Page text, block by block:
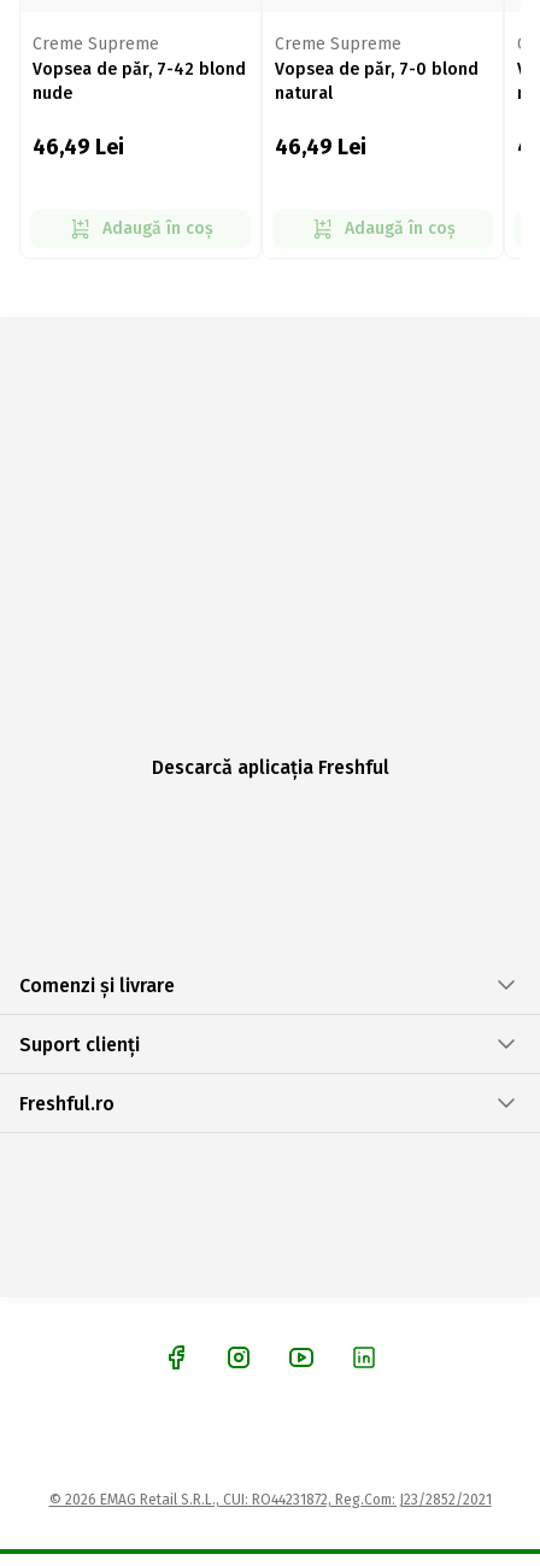
Creme Supreme
Vopsea de păr, 7-42 blond
nude
46,49 Lei
Adaugă în coș
Creme Supreme
Vopsea de păr, 7-0 blond
natural
46,49 Lei
Adaugă în coș
Descarcă aplicația Freshful
Comenzi și livrare
Suport clienți
Freshful.ro
© 2026 EMAG Retail S.R.L., CUI: RO44231872, Reg.Com: J23/2852/2021